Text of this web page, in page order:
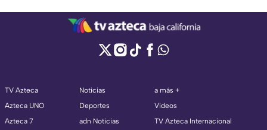
TV Azteca
Azteca UNO
Azteca 7
Noticias
Deportes
adn Noticias
a más +
Videos
TV Azteca Internacional